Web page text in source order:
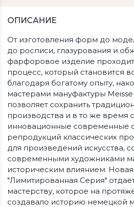
ОПИСАНИЕ
От изготовления форм до
до росписи, глазурования и
фарфоровое изделие
процесс, который становится
благодаря богатому опыту,
мастерами мануфактуры
позволяет сохранить
производства и в то же время
инновационные современные
репродукций классических
для произведений искусства,
современными художниками
историческим влиянием.
"Лимитированная Серия"
мастерству, которое на
создавало историю немецкой